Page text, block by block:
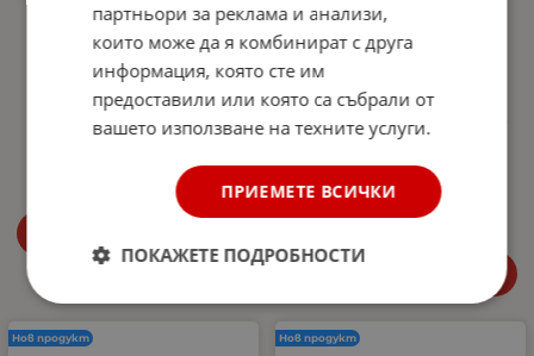
Комплект
Микрофибърна къпра и
Гъба за почистване на
интериора на
автомобил Dunlop -
аромат Океан
Автомобилна аптечка
DIN 13164-2022 +
светлоотразителна
жилетка и авариен
триъгълник –
Европейски стандарт,
покриващ новите
27.00 € / 52.81
Нов продукт Нов продукт
партньори за реклама и анализи,
които може да я комбинират с друга
информация, която сте им
предоставили или която са събрали от
вашето използване на техните услуги.
ПРИЕМЕТЕ ВСИЧКИ
ПОКАЖЕТЕ ПОДРОБНОСТИ